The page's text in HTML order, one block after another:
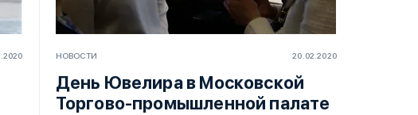
НОВОСТИ 20.02.2020
День Ювелира в Московской
Торгово-промышленной палате